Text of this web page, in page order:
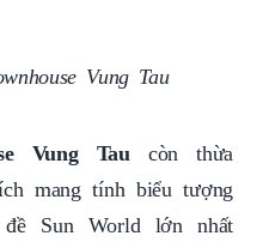
Vung Tau
Vung Tau còn thừa
mang tính biểu tượng
Sun World lớn nhất